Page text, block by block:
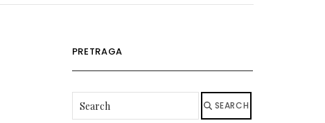
PRETRAGA
SEARCH